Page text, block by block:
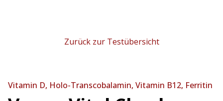
Zurück zur Testübersicht
Vitamin D, Holo-Transcobalamin, Vitamin B12, Ferritin